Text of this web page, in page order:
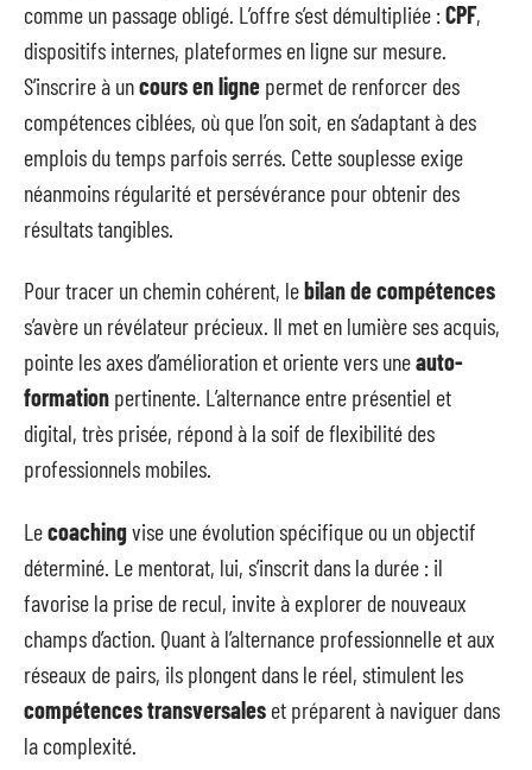
comme un passage obligé. L’offre s’est démultipliée :CPF,
dispositifs internes, plateformes en ligne sur mesure.
S’inscrire à uncours en ligne permet de renforcer des
compétences ciblées, où que l’on soit, en s’adaptant à des
emplois du temps parfois serrés. Cette souplesse exige
néanmoins régularité et persévérance pour obtenir des
résultats tangibles.
Pour tracer un chemin cohérent, lebilan de compétences
s’avère un révélateur précieux. Il met en lumière ses acquis,
pointe les axes d’amélioration et oriente vers uneauto-
formation pertinente. L’alternance entre présentiel et
digital, très prisée, répond à la soif de flexibilité des
professionnels mobiles.
Lecoachingvise une évolution spécifique ou un objectif
déterminé. Le mentorat, lui, s’inscrit dans la durée : il
favorise la prise de recul, invite à explorer de nouveaux
champs d’action. Quant à l’alternance professionnelle et aux
réseaux de pairs, ils plongent dans le réel, stimulent les
compétences transversales et préparent à naviguer dans
la complexité.